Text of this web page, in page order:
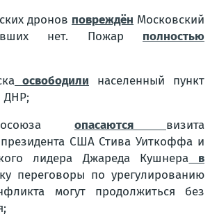
дронов повреждён Московский
нет. Пожар полностью
освободили населенный пункт
ДНР;
опасаются визита
США Стива Уиткоффа и
лидера Джареда Кушнера в
переговоры по урегулированию
могут продолжиться без